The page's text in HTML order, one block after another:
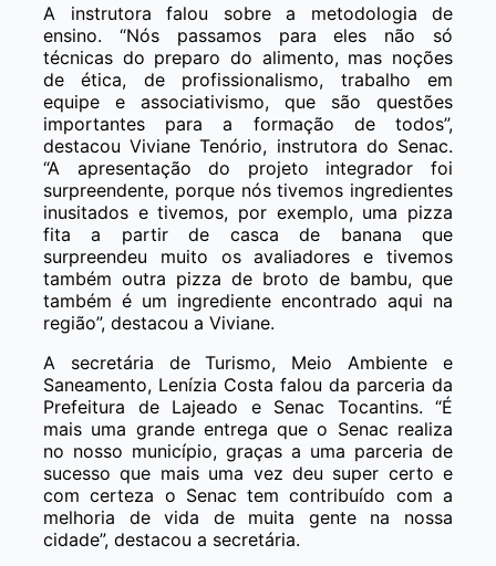
A instrutora falou sobre a metodologia de
ensino. “Nós passamos para eles não só
técnicas do preparo do alimento, mas noções
de ética, de profissionalismo, trabalho em
equipe e associativismo, que são questões
importantes para a formação de todos”,
destacou Viviane Tenório, instrutora do Senac.
“A apresentação do projeto integrador foi
surpreendente, porque nós tivemos ingredientes
inusitados e tivemos, por exemplo, uma pizza
fita a partir de casca de banana que
surpreendeu muito os avaliadores e tivemos
também outra pizza de broto de bambu, que
também é um ingrediente encontrado aqui na
região”, destacou a Viviane.
A secretária de Turismo, Meio Ambiente e
Saneamento, Lenízia Costa falou da parceria da
Prefeitura de Lajeado e Senac Tocantins. “É
mais uma grande entrega que o Senac realiza
no nosso município, graças a uma parceria de
sucesso que mais uma vez deu super certo e
com certeza o Senac tem contribuído com a
melhoria de vida de muita gente na nossa
cidade”, destacou a secretária.